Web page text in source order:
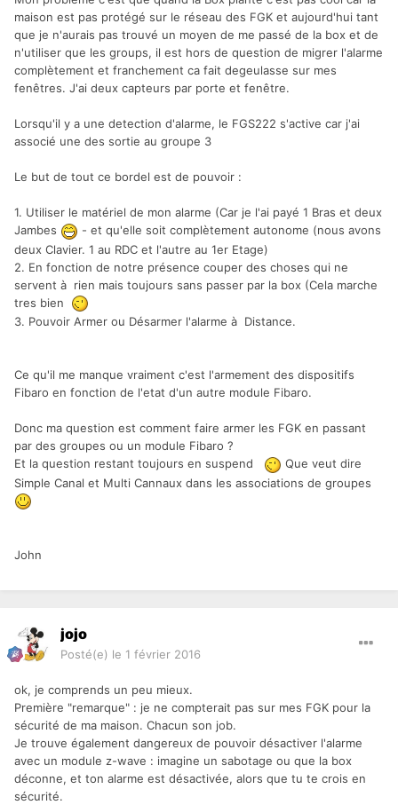
maison est pas protégé sur le réseau des FGK et aujourd'hui tant
que je n'aurais pas trouvé un moyen de me passé de la box et de
n'utiliser que les groups, il est hors de question de migrer l'alarme
complètement et franchement ca fait degeulasse sur mes
fenêtres. J'ai deux capteurs par porte et fenêtre.
Lorsqu'il y a une detection d'alarme, le FGS222 s'active car j'ai
associé une des sortie au groupe 3
Le but de tout ce bordel est de pouvoir :
1. Utiliser le matériel de mon alarme (Car je l'ai payé 1 Bras et deux
Jambes
- et qu'elle soit complètement autonome (nous avons
deux Clavier. 1 au RDC et l'autre au 1er Etage)
2. En fonction de notre présence couper des choses qui ne
servent à rien mais toujours sans passer par la box (Cela marche
tres bien
3. Pouvoir Armer ou Désarmer l'alarme à Distance.
Ce qu'il me manque vraiment c'est l'armement des dispositifs
Fibaro en fonction de l'etat d'un autre module Fibaro.
Donc ma question est comment faire armer les FGK en passant
par des groupes ou un module Fibaro ?
Et la question restant toujours en suspend
Que veut dire
Simple Canal et Multi Cannaux dans les associations de groupes
John
jojo
Posté(e) le 1 février 2016
ok, je comprends un peu mieux.
Première "remarque" : je ne compterait pas sur mes FGK pour la
sécurité de ma maison. Chacun son job.
Je trouve également dangereux de pouvoir désactiver l'alarme
avec un module z-wave : imagine un sabotage ou que la box
déconne, et ton alarme est désactivée, alors que tu te crois en
sécurité.